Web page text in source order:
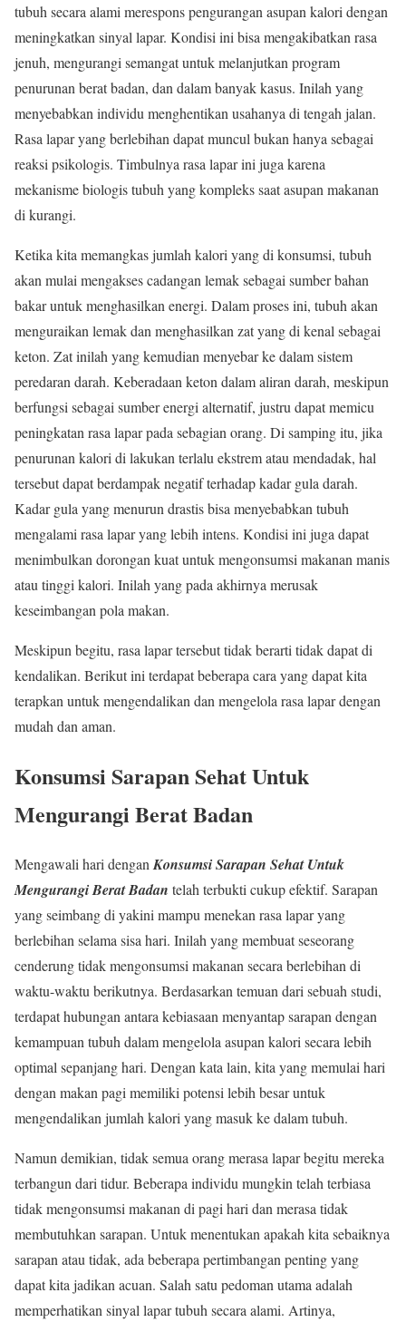
tubuh secara alami merespons pengurangan asupan kalori dengan
meningkatkan sinyal lapar. Kondisi ini bisa mengakibatkan rasa
jenuh, mengurangi semangat untuk melanjutkan program
penurunan berat badan, dan dalam banyak kasus. Inilah yang
menyebabkan individu menghentikan usahanya di tengah jalan.
Rasa lapar yang berlebihan dapat muncul bukan hanya sebagai
reaksi psikologis. Timbulnya rasa lapar ini juga karena
mekanisme biologis tubuh yang kompleks saat asupan makanan
di kurangi.
Ketika kita memangkas jumlah kalori yang di konsumsi, tubuh
akan mulai mengakses cadangan lemak sebagai sumber bahan
bakar untuk menghasilkan energi. Dalam proses ini, tubuh akan
menguraikan lemak dan menghasilkan zat yang di kenal sebagai
keton. Zat inilah yang kemudian menyebar ke dalam sistem
peredaran darah. Keberadaan keton dalam aliran darah, meskipun
berfungsi sebagai sumber energi alternatif, justru dapat memicu
peningkatan rasa lapar pada sebagian orang. Di samping itu, jika
penurunan kalori di lakukan terlalu ekstrem atau mendadak, hal
tersebut dapat berdampak negatif terhadap kadar gula darah.
Kadar gula yang menurun drastis bisa menyebabkan tubuh
mengalami rasa lapar yang lebih intens. Kondisi ini juga dapat
menimbulkan dorongan kuat untuk mengonsumsi makanan manis
atau tinggi kalori. Inilah yang pada akhirnya merusak
keseimbangan pola makan.
Meskipun begitu, rasa lapar tersebut tidak berarti tidak dapat di
kendalikan. Berikut ini terdapat beberapa cara yang dapat kita
terapkan untuk mengendalikan dan mengelola rasa lapar dengan
mudah dan aman.
Konsumsi Sarapan Sehat Untuk
Mengurangi Berat Badan
Mengawali hari dengan Konsumsi Sarapan Sehat Untuk
Mengurangi Berat Badan telah terbukti cukup efektif. Sarapan
yang seimbang di yakini mampu menekan rasa lapar yang
berlebihan selama sisa hari. Inilah yang membuat seseorang
cenderung tidak mengonsumsi makanan secara berlebihan di
waktu-waktu berikutnya. Berdasarkan temuan dari sebuah studi,
terdapat hubungan antara kebiasaan menyantap sarapan dengan
kemampuan tubuh dalam mengelola asupan kalori secara lebih
optimal sepanjang hari. Dengan kata lain, kita yang memulai hari
dengan makan pagi memiliki potensi lebih besar untuk
mengendalikan jumlah kalori yang masuk ke dalam tubuh.
Namun demikian, tidak semua orang merasa lapar begitu mereka
terbangun dari tidur. Beberapa individu mungkin telah terbiasa
tidak mengonsumsi makanan di pagi hari dan merasa tidak
membutuhkan sarapan. Untuk menentukan apakah kita sebaiknya
sarapan atau tidak, ada beberapa pertimbangan penting yang
dapat kita jadikan acuan. Salah satu pedoman utama adalah
memperhatikan sinyal lapar tubuh secara alami. Artinya,